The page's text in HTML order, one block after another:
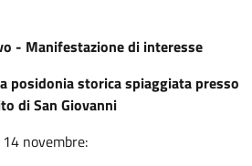
- Manifestazione di interesse
posidonia storica spiaggiata presso
di San Giovanni
novembre: